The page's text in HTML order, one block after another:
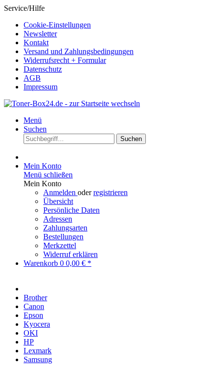
Service/Hilfe
Cookie-Einstellungen
Newsletter
Kontakt
Versand und Zahlungsbedingungen
Widerrufsrecht + Formular
Datenschutz
AGB
Impressum
Menü
Suchen
Suchen
Mein Konto
Menü schließen
Mein Konto
Anmelden oderregistrieren
Übersicht
Persönliche Daten
Adressen
Zahlungsarten
Bestellungen
Merkzettel
Widerruf erklären
Warenkorb 0 0,00 € *
Brother
Canon
Epson
Kyocera
OKI
HP
Lexmark
Samsung